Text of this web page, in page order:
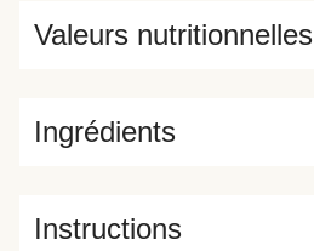
Ingrédients
Valeurs nutritionnelles
Instructions